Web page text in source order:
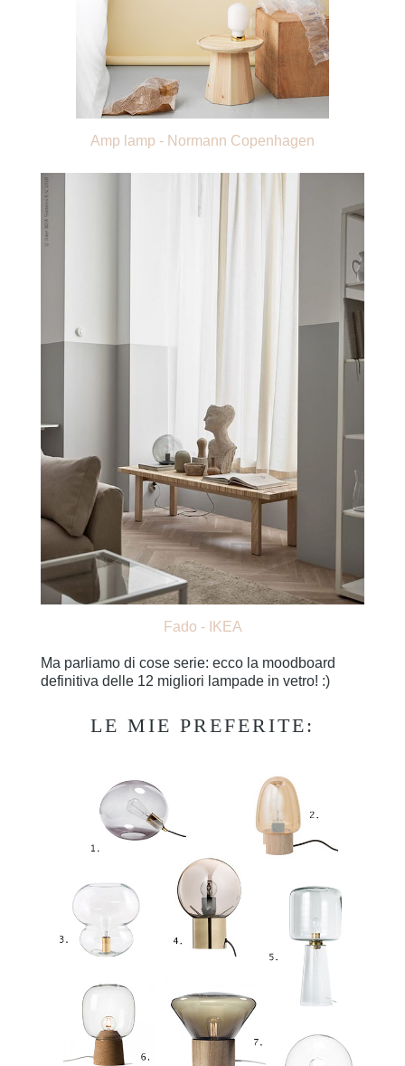
Amp lamp - Normann Copenhagen
Fado - IKEA
Ma parliamo di cose serie: ecco la moodboard
definitiva delle 12 migliori lampade in vetro! :)
LE MIE PREFERITE: